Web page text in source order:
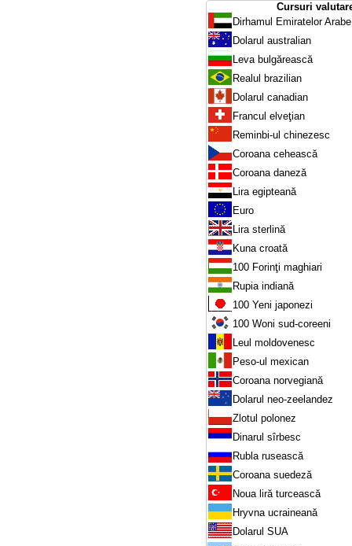
Cursuri
Dirhamul Emiratelor
Dolarul australian
Leva bulgărească
Realul brazilian
Dolarul canadian
Francul elveţian
Reminbi-ul chinezesc
Coroana cehească
Coroana daneză
Lira egipteană
Euro
Lira sterlină
Kuna croată
100 Forinţi maghiari
Rupia indiană
100 Yeni japonezi
100 Woni sud-coreeni
Leul moldovenesc
Peso-ul mexican
Coroana norvegiană
Dolarul neo-zeelandez
Zlotul polonez
Dinarul sîrbesc
Rubla rusească
Coroana suedeză
Noua liră turcească
Hryvna ucraineană
Dolarul SUA